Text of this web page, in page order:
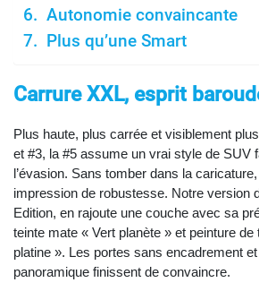
Autonomie convaincante
Plus qu’une Smart
Carrure XXL, esprit
Plus haute, plus carrée et visiblement
et #3, la #5 assume un vrai style de SUV
l’évasion. Sans tomber dans la
impression de robustesse. Notre version
Edition, en rajoute une couche avec sa
teinte mate « Vert planète » et peinture
platine ». Les portes sans encadrement
panoramique finissent de convaincre.